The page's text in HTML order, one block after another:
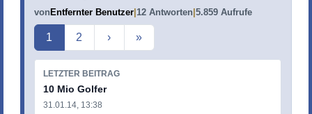
von Entfernter Benutzer 12 Antworten 5.859 Aufrufe
Aktuelle Seite
1 2 › »
LETZTER BEITRAG
10 Mio Golfer
31.01.14, 13:38